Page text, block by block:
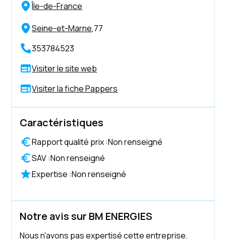
Île-de-France
Seine-et-Marne,77
353784523
Visiter le site web
Visiter la fiche Pappers
Caractéristiques
Rapport qualité prix :Non renseigné
SAV :Non renseigné
Expertise :Non renseigné
Notre avis sur BM ENERGIES
Nous n'avons pas expertisé cette entreprise.